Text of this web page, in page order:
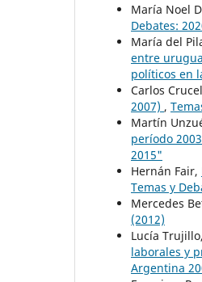
María Noel
Debates:
María del
entre
políticos en
Carlos
2007) ,
Martín
período
2015"
Hernán Fair,
Temas y
Mercedes
(2012)
Lucía
laborales y
Argentina